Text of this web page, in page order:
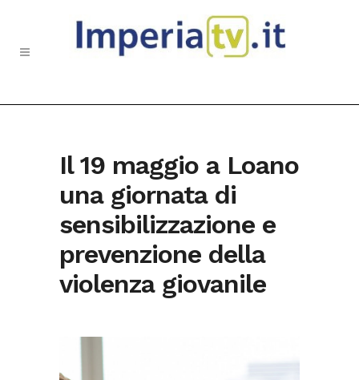
Il 19 maggio a Loano
una giornata di
sensibilizzazione e
prevenzione della
violenza giovanile